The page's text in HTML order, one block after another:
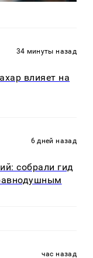
34 минуты назад
влияет на
6 дней назад
собрали гид
час назад